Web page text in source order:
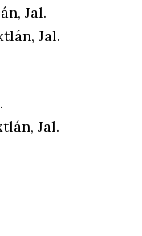
Jal.
Jal.
Jal.